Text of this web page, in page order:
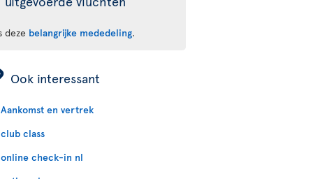
deze belangrijke mededeling.
Ook interessant
Aankomst en vertrek
club class
online check-in nl